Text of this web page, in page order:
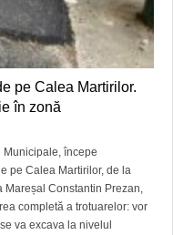
pe Calea Martirilor.
în zonă
Municipale, începe
pe Calea Martirilor, de la
Mareșal Constantin Prezan,
completă a trotuarelor: vor
va excava la nivelul